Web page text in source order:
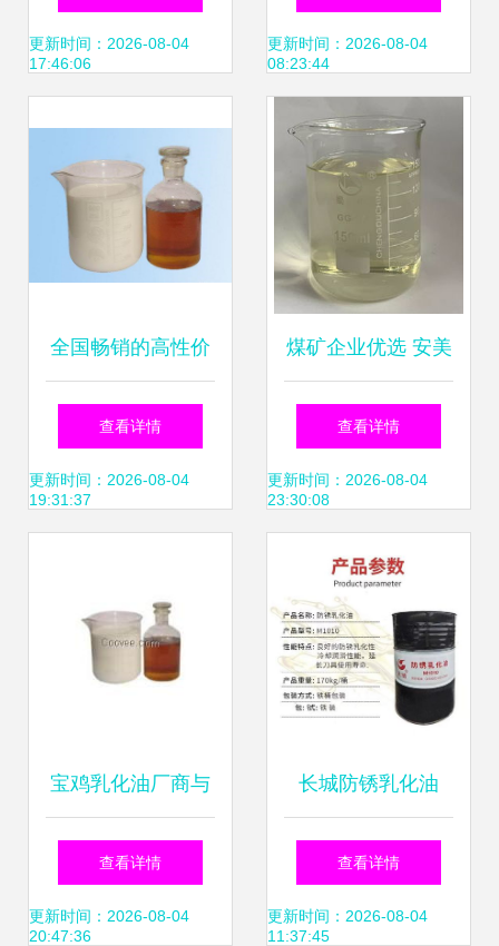
解析与农业应用价
更新时间：2026-08-04
17:46:06
用
更新时间：2026-08-04
08:23:44
全国畅销的高性价
比乳化油首选 徐州
威博工贸为您解密
查看详情
更新时间：2026-08-04
19:31:37
煤矿企业优选 安美
新行标液压支架用
浓缩液与乳化油的
查看详情
更新时间：2026-08-04
23:30:08
宝鸡乳化油厂商与
报价解析 2019年
最新批发市场洞察
查看详情
更新时间：2026-08-04
20:47:36
长城防锈乳化油
M1010金属加工切
削液皂化液润滑油
查看详情
更新时间：2026-08-04
11:37:45